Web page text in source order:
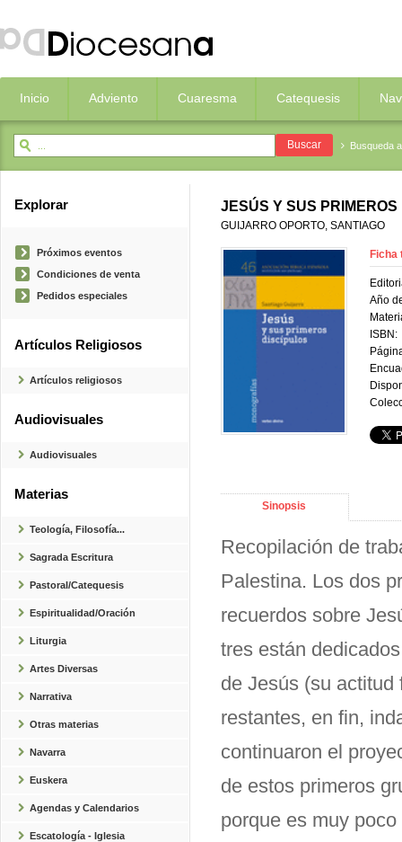
Inicio Adviento Cuaresma Catequesis
Busqueda
Explorar
Próximos eventos
Condiciones de venta
Pedidos especiales
Artículos Religiosos
Artículos religiosos
Audiovisuales
Audiovisuales
Materias
Teología, Filosofía...
Sagrada Escritura
Pastoral/Catequesis
Espiritualidad/Oración
Liturgia
Artes Diversas
Narrativa
Otras materias
Navarra
Euskera
Agendas y Calendarios
Escatología - Iglesia
JESÚS Y SUS PRIMEROS
GUIJARRO OPORTO, SANTIAGO
Ficha
Año
ISBN:
Sinopsis
Recopilación de
Palestina. Los dos
recuerdos sobre
tres están
de Jesús (su
restantes, en fin,
continuaron el
de estos primeros
porque es muy